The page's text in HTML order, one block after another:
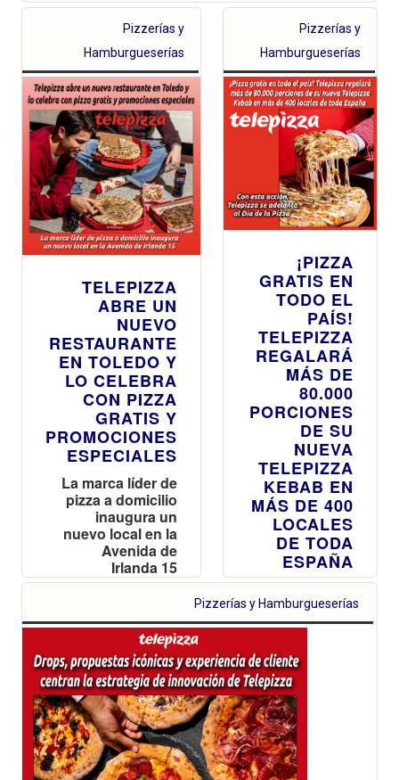
Pizzerías y
Hamburgueserías
TELEPIZZA
ABRE UN
NUEVO
RESTAURANTE
EN TOLEDO Y
LO CELEBRA
CON PIZZA
GRATIS Y
PROMOCIONES
ESPECIALES
La marca líder de
pizza a domicilio
inaugura un
nuevo local en la
Avenida de
Irlanda 15
Pizzerías y
Hamburgueserías
¡PIZZA
GRATIS EN
TODO EL
PAÍS!
TELEPIZZA
REGALARÁ
MÁS DE
80.000
PORCIONES
DE SU
NUEVA
TELEPIZZA
KEBAB EN
MÁS DE 400
LOCALES
DE TODA
ESPAÑA
Con esta
acción,
Telepizza se
Día de la Pizza
Pizzerías y Hamburgueserías